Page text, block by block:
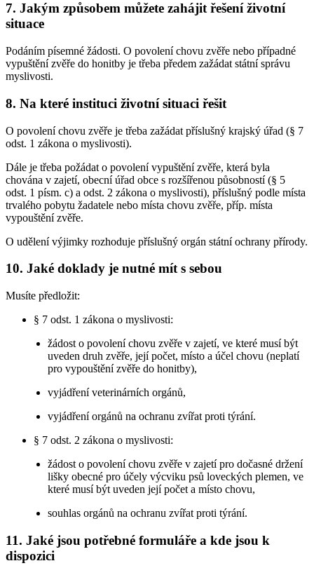
7. Jakým způsobem můžete zahájit řešení životní
situace
Podáním písemné žádosti. O povolení chovu zvěře nebo případné
vypuštění zvěře do honitby je třeba předem zažádat státní správu
myslivosti.
8. Na které instituci životní situaci řešit
O povolení chovu zvěře je třeba zažádat příslušný krajský úřad (§ 7
odst. 1 zákona o myslivosti).
Dále je třeba požádat o povolení vypuštění zvěře, která byla
chována v zajetí, obecní úřad obce s rozšířenou působností (§ 5
odst. 1 písm. c) a odst. 2 zákona o myslivosti), příslušný podle místa
trvalého pobytu žadatele nebo místa chovu zvěře, příp. místa
vypouštění zvěře.
O udělení výjimky rozhoduje příslušný orgán státní ochrany přírody.
10. Jaké doklady je nutné mít s sebou
Musíte předložit:
§ 7 odst. 1 zákona o myslivosti:
žádost o povolení chovu zvěře v zajetí, ve které musí být
uveden druh zvěře, její počet, místo a účel chovu (neplatí
pro vypouštění zvěře do honitby),
vyjádření veterinárních orgánů,
vyjádření orgánů na ochranu zvířat proti týrání.
§ 7 odst. 2 zákona o myslivosti:
žádost o povolení chovu zvěře v zajetí pro dočasné držení
lišky obecné pro účely výcviku psů loveckých plemen, ve
které musí být uveden její počet a místo chovu,
souhlas orgánů na ochranu zvířat proti týrání.
11. Jaké jsou potřebné formuláře a kde jsou k
dispozici